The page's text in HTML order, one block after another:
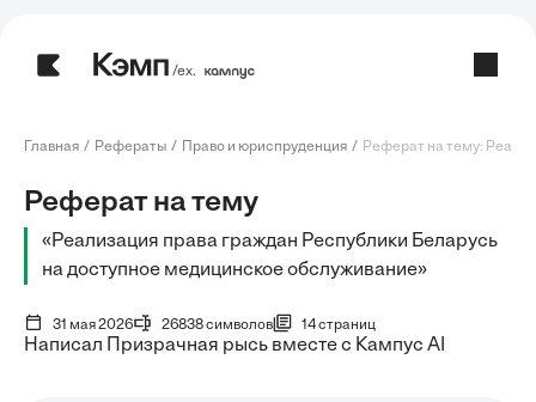
/ех.
Главная Рефераты Право и юриспруденция Реферат на тему:
Реферат на тему
«Реализация права граждан Республики Беларусь
на доступное медицинское обслуживание»
31 мая 2026 26838 символов 14 страниц
Написал Призрачная рысь вместе с Кампус AI